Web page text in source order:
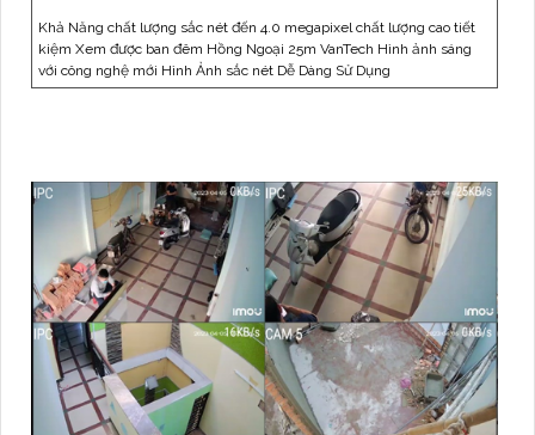
Khả Năng chất lượng sắc nét đến 4.0 megapixel chất lượng cao tiết
kiệm Xem được ban đêm Hồng Ngoại 25m VanTech Hình ảnh sáng
với công nghệ mới Hình Ảnh sắc nét Dễ Dàng Sử Dụng